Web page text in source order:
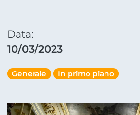
Data:
10/03/2023
Generale In primo piano